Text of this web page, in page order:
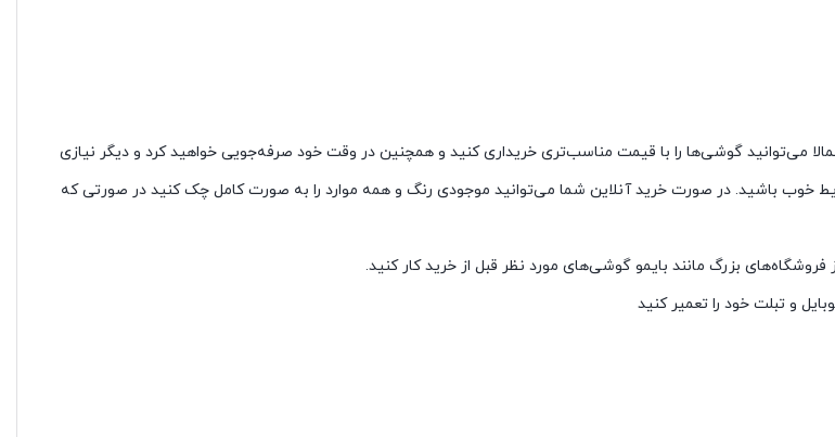
می‌توانید گوشی‌ها را با قیمت مناسب‌تری خریداری کنید و همچنین در وقت خود صرفه‌جویی خواهید کرد و دیگر نیازی
خوب باشید. در صورت خرید آنلاین شما می‌توانید موجودی رنگ و همه موارد را به صورت کامل چک کنید در صورتی که
بزرگ مانند بایمو گوشی‌های مورد نظر قبل از خرید کار کنید.
و تبلت خود را تعمیر کنید